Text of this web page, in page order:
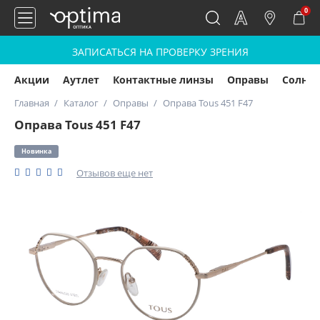
0
ЗАПИСАТЬСЯ НА ПРОВЕРКУ ЗРЕНИЯ
Акции Аутлет Контактные линзы Оправы
Главная Каталог Оправы Оправа Tous 451 F47
Оправа Tous 451 F47
Новинка
Отзывов еще нет